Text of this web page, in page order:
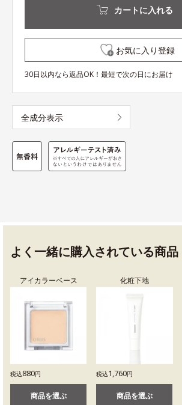
カートに入れる
お気に入り登録
30日以内なら返品OK！最短で次の日にお届け
全成分表示
よく一緒に購入されている商品
アイカラーベース
税込880円
商品を選ぶ
化粧下地
税込1,760円
商品を選ぶ